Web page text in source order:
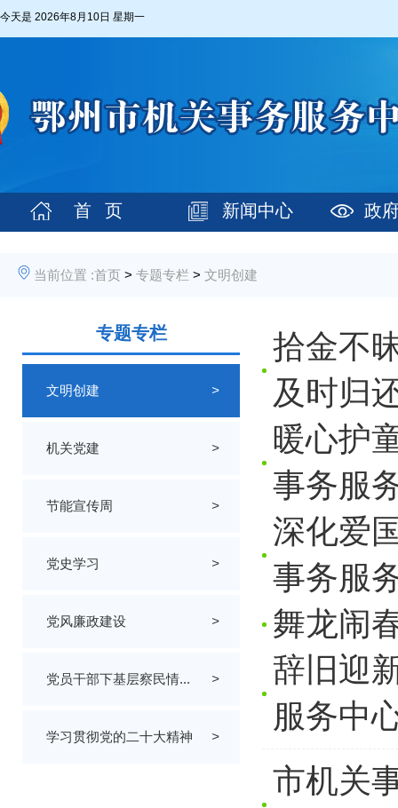
今天是 2026年8月10日 星期一
首 页 新闻中心 政
当前位置 :首页 > 专题专栏 > 文明创建
专题专栏
文明创建 >
机关党建 >
节能宣传周 >
党史学习 >
党风廉政建设 >
党员干部下基层察民情... >
学习贯彻党的二十大精神 >
拾金不
及时归
暖心护
事务服
深化爱
事务服
舞龙闹
辞旧迎
服务中
市机关